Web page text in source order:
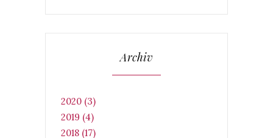
Archiv
2020 (3)
2019 (4)
2018 (17)